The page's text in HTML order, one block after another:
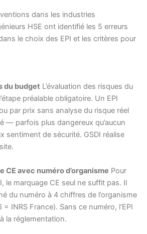
dans les industries
HSE ont identifié les 5 erreurs
le choix des EPI et les critères pour
du budget L’évaluation des risques du
préalable obligatoire. Un EPI
par prix sans analyse du risque réel
— parfois plus dangereux qu’aucun
sentiment de sécurité. GSDI réalise
CE avec numéro d’organisme Pour
le marquage CE seul ne suffit pas. Il
du numéro à 4 chiffres de l’organisme
INRS France). Sans ce numéro, l’EPI
la réglementation.